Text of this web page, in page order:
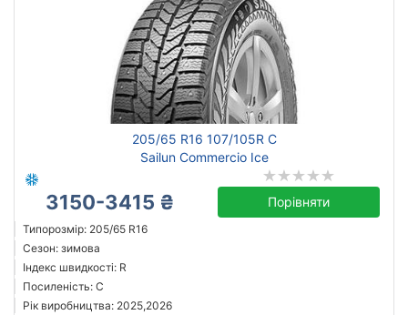
205/65 R16 107/105R C
Sailun Commercio Ice
3150-3415 ₴ Порівняти
Типорозмір: 205/65 R16
Сезон: зимова
Індекс швидкості: R
Посиленість: C
Рік виробництва: 2025,2026